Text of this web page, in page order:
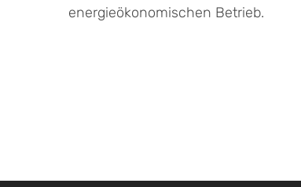
energieökonomischen Betrieb.